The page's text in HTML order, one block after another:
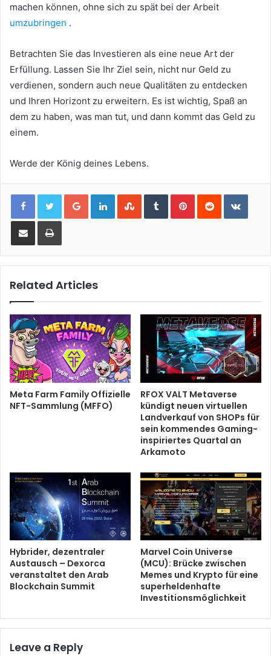
machen können, ohne sich zu spät bei der Arbeit
umzubringen .
Betrachten Sie das Investieren als eine neue Art der
Erfüllung. Lassen Sie Ihr Ziel sein, nicht nur Geld zu
verdienen, sondern auch neue Qualitäten zu entdecken
und Ihren Horizont zu erweitern. Es ist wichtig, Spaß an
dem zu haben, was man tut, und dann kommt das Geld zu
einem.
Werde der König deines Lebens.
Google+LinkedInStumbleUpon
TumblrPinterestReddit
Share via Email Print
Related Articles
Meta Farm Family Offizielle
NFT-Sammlung (MFFO)
RFOX VALT Metaverse
kündigt neuen virtuellen
Landverkauf von SHOPs für
sein kommendes Gaming-
inspiriertes Quartal an
Arkamoto
Hybrider, dezentraler
Austausch – Dexorca
veranstaltet den Arab
Blockchain Summit
Marvel Coin Universe
(MCU): Brücke zwischen
Memes und Krypto für eine
superheldenhafte
Investitionsmöglichkeit
Leave a Reply